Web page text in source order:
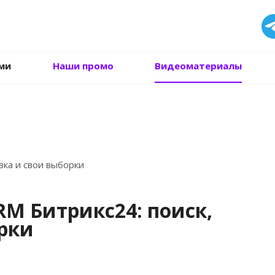
Наши промо Видеоматериалы
и свои выборки
Битрикс24: поиск,